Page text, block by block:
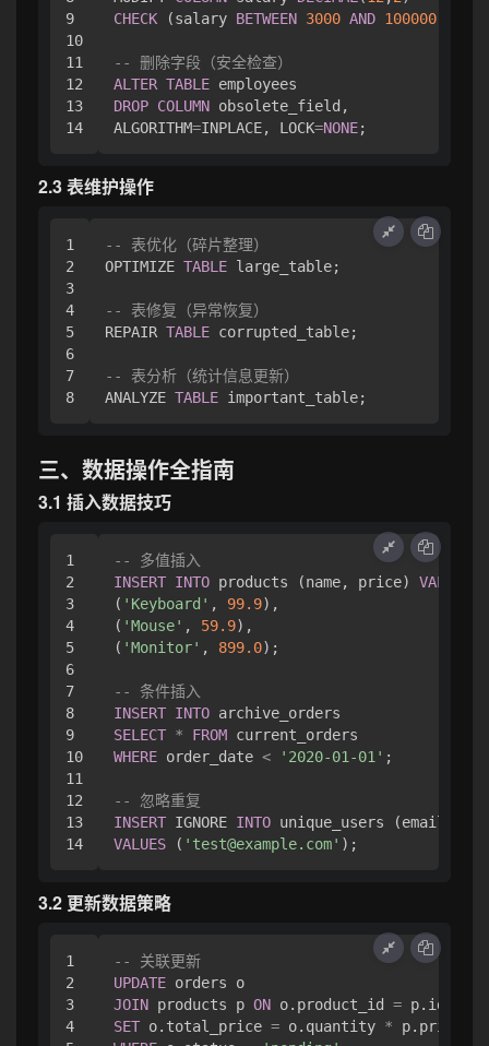
9
10
11
12
13
CHECK (salary BETWEEN 3000 AND 100000
-- 删除字段（安全检查）
ALTER TABLE
DROP COLUMN obsolete_field,
ALGORITHM=INPLACE, LOCK=NONE
2.3 表维护操作
1
2
3
4
5
6
7
-- 表优化（碎片整理）
OPTIMIZE TABLE large_table;
-- 表修复（异常恢复）
REPAIR TABLE corrupted_table;
-- 表分析（统计信息更新）
ANALYZE TABLE
三、数据操作全指南
3.1 插入数据技巧
1
2
3
4
5
6
7
8
9
10
11
12
13
-- 多值插入
INSERT INTO products (name, price) VALUES
( 'Keyboard' , 99.9),
( 'Mouse' , 59.9),
( 'Monitor' , 899.0);
-- 条件插入
INSERT INTO
SELECT * FROM
WHERE order_date < '2020-01-01' ;
-- 忽略重复
INSERT IGNORE INTO
VALUES ( 'test@example.com'
3.2 更新数据策略
1
2
3
4
-- 关联更新
UPDATE
JOIN products p ON o.product_id =
SET o.total_price = o.quantity *